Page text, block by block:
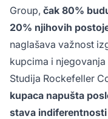
Group, čak 80%
20% njihovih
naglašava važnost
kupcima i
Studija Rockefeller
kupaca napušta
stava indiferentnosti